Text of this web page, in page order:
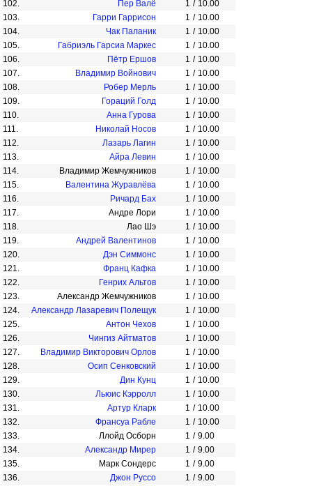
102. Пер Валё 1 / 10.00
103.
Гарри Гаррисон 1 / 10.00
104.
Чак Паланик 1 / 10.00
105.
Габриэль Гарсиа Маркес 1 / 10.00
106.
Пётр Ершов 1 / 10.00
107.
Владимир Войнович 1 / 10.00
108.
Робер Мерль 1 / 10.00
109.
Гораций Голд 1 / 10.00
110.
Анна Гурова 1 / 10.00
111.
Николай Носов 1 / 10.00
112.
Лазарь Лагин 1 / 10.00
113.
Айра Левин 1 / 10.00
114.
Владимир Жемчужников 1 / 10.00
115.
Валентина Журавлёва 1 / 10.00
116.
Ричард Бах 1 / 10.00
117.
Андре Лори 1 / 10.00
118.
Лао Шэ 1 / 10.00
119.
Андрей Валентинов 1 / 10.00
120.
Дэн Симмонс 1 / 10.00
121.
Франц Кафка 1 / 10.00
122.
Генрих Альтов 1 / 10.00
123.
Александр Жемчужников 1 / 10.00
124.
Александр Лазаревич Полещук 1 / 10.00
125.
Антон Чехов 1 / 10.00
126.
Чингиз Айтматов 1 / 10.00
127.
Владимир Викторович Орлов 1 / 10.00
128.
Осип Сенковский 1 / 10.00
129.
Дин Кунц 1 / 10.00
130.
Льюис Кэрролл 1 / 10.00
131.
Артур Кларк 1 / 10.00
132.
Франсуа Рабле 1 / 10.00
133.
Ллойд Осборн 1 / 9.00
134.
Александр Мирер 1 / 9.00
135.
Марк Сондерс 1 / 9.00
136.
Джон Руссо 1 / 9.00